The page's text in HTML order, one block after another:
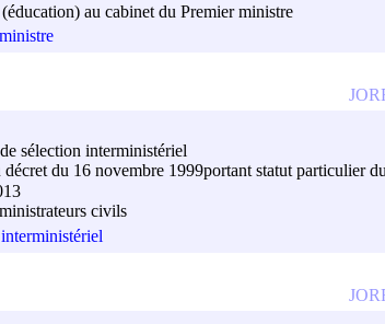
au cabinet du Premier ministre
sélection interministériel
du 16 novembre 1999portant statut particulier
civils